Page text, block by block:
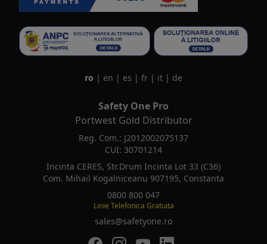
ro | en | es | fr | it | de
Safety One Pro
Portwest Gold Distributor
Reg. Com.: J2012002075137
CUI: 30701214
Incinta CERES, Str.Drum Incinta Lot 33 (C36)
Com. Mihail Kogalniceanu 907195, Constanta
0800 800 047
Linie Telefonica Gratuita
sales@safetyone.ro